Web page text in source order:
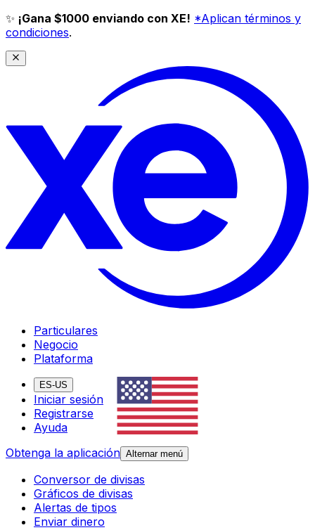
✨ ¡Gana $1000 enviando con XE! *Aplican términos y
condiciones.
Particulares
Negocio
Plataforma
ES-US
Iniciar sesión
Registrarse
Ayuda
Obtenga la aplicación Alternar menú
Conversor de divisas
Gráficos de divisas
Alertas de tipos
Enviar dinero